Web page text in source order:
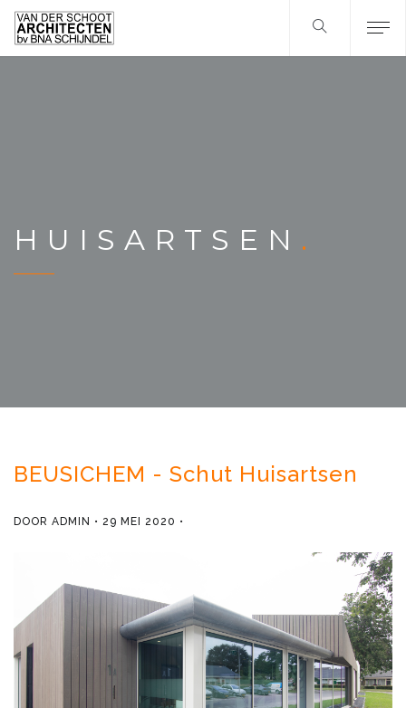
HUISARTSEN
BEUSICHEM - Schut Huisartsen
DOOR ADMIN 29 MEI 2020